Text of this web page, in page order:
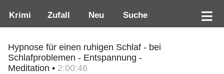
Krimi Zufall Neu Suche
Hypnose für einen ruhigen Schlaf - bei
Schlafproblemen - Entspannung -
Meditation • 2:00:46